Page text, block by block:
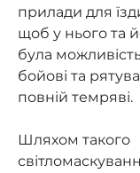
прилади для
щоб у нього та
була
бойові та
повній темряві.
Шляхом такого